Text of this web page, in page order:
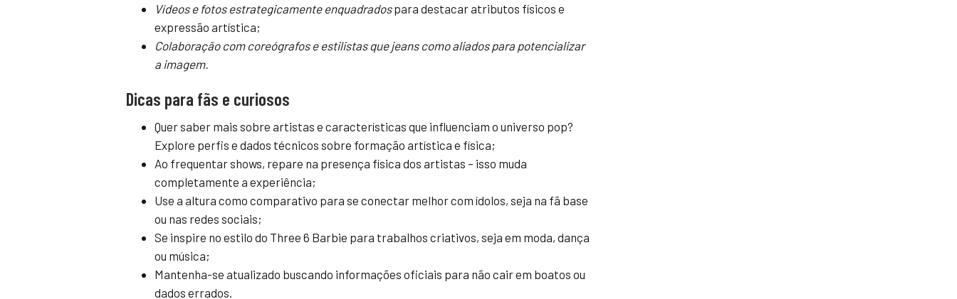
Vídeos e fotos estrategicamente enquadradospara destacar atributos físicos e
expressão artística;
Colaboração com coreógrafos e estilistas que jeans como aliados para potencializar
a imagem.
Dicas para fãs e curiosos
Quer saber mais sobre artistas e características que influenciam o universo pop?
Explore perfis e dados técnicos sobre formação artística e física;
Ao frequentar shows, repare na presença física dos artistas – isso muda
completamente a experiência;
Use a altura como comparativo para se conectar melhor com ídolos, seja na fã base
ou nas redes sociais;
Se inspire no estilo do Three 6 Barbie para trabalhos criativos, seja em moda, dança
ou música;
Mantenha-se atualizado buscando informações oficiais para não cair em boatos ou
dados errados.